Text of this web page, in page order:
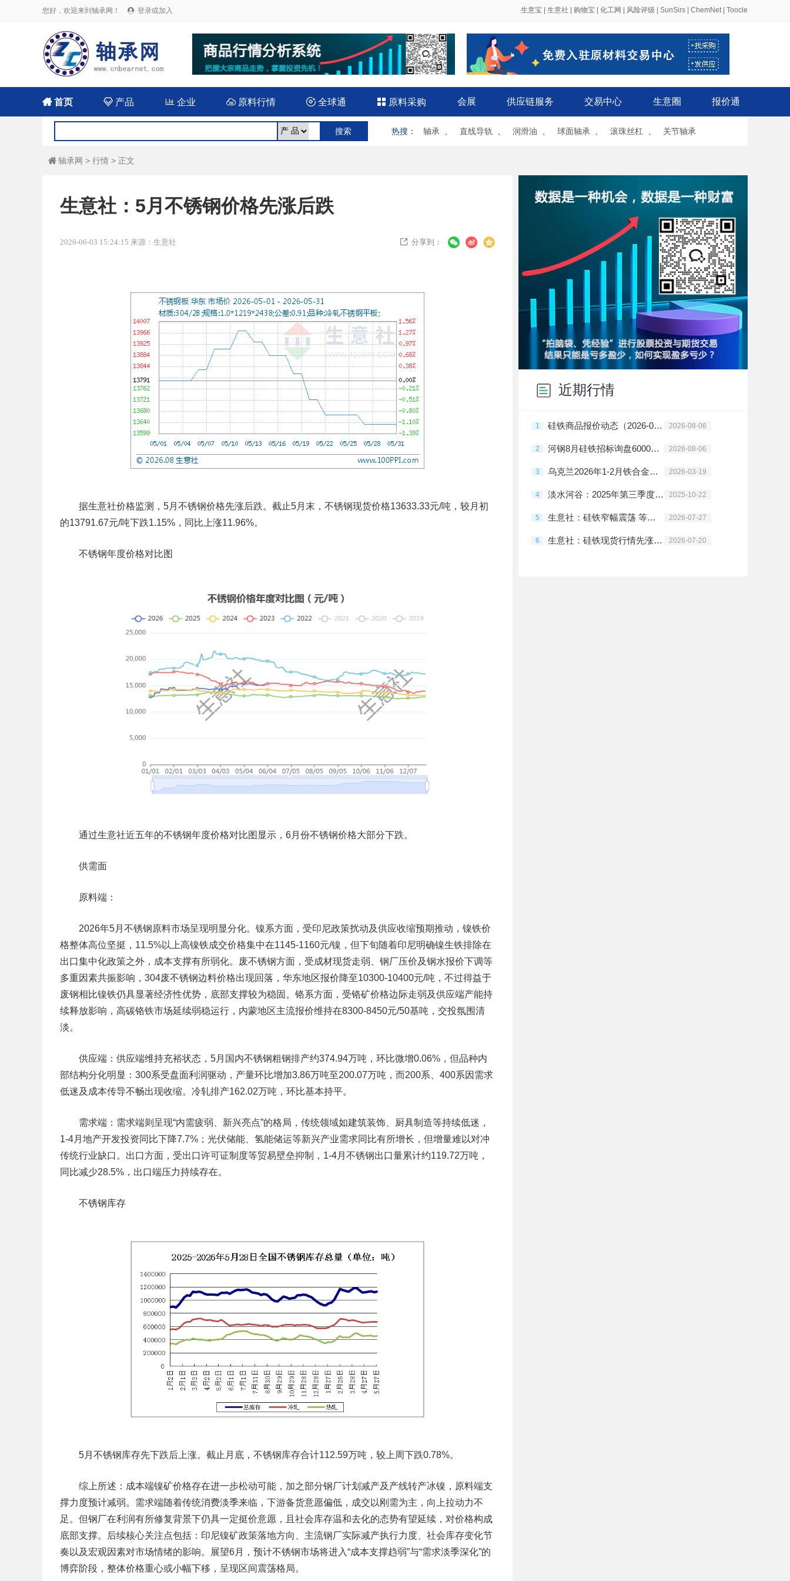
您好，欢迎来到轴承网！  登录或加入 生意宝 生意社 购物宝 化工网 风险评级 SunSirs ChemNet| Toocle
首页  产品 企业 原料行情  全球通  原料采购 会展 供应链服务 交易中心 生意圈 报价通
热搜 ： 轴承 直线导轨 润滑油 球面轴承 滚珠丝杠 关节轴承
 轴承网 > 行情 > 正文
生意社：5月不锈钢价格先涨后跌
2026-06-03 15:24:15 来源：生意社  分享到：
据生意社价格监测，5月不锈钢价格先涨后跌。截止5月末，不锈钢现货价格13633.33元/吨，较月初
的13791.67元/吨下跌1.15%，同比上涨11.96%。
不锈钢年度价格对比图
通过生意社近五年的不锈钢年度价格对比图显示，6月份不锈钢价格大部分下跌。
供需面
原料端：
2026年5月不锈钢原料市场呈现明显分化。镍系方面，受印尼政策扰动及供应收缩预期推动，镍铁价
格整体高位坚挺，11.5%以上高镍铁成交价格集中在1145-1160元/镍，但下旬随着印尼明确镍生铁排除在
出口集中化政策之外，成本支撑有所弱化。废不锈钢方面，受成材现货走弱、钢厂压价及钢水报价下调等
多重因素共振影响，304废不锈钢边料价格出现回落，华东地区报价降至10300-10400元/吨，不过得益于
废钢相比镍铁仍具显著经济性优势，底部支撑较为稳固。铬系方面，受铬矿价格边际走弱及供应端产能持
续释放影响，高碳铬铁市场延续弱稳运行，内蒙地区主流报价维持在8300-8450元/50基吨，交投氛围清
淡。
供应端： 供应端维持充裕状态，5月国内不锈钢粗钢排产约374.94万吨，环比微增0.06%，但品种内
部结构分化明显：300系受盘面利润驱动，产量环比增加3.86万吨至200.07万吨，而200系、400系因需求
低迷及成本传导不畅出现收缩。冷轧排产162.02万吨，环比基本持平。
需求端： 需求端则呈现“内需疲弱、新兴亮点”的格局，传统领域如建筑装饰、厨具制造等持续低迷，
1-4月地产开发投资同比下降7.7%；光伏储能、氢能储运等新兴产业需求同比有所增长，但增量难以对冲
传统行业缺口。出口方面，受出口许可证制度等贸易壁垒抑制，1-4月不锈钢出口量累计约119.72万吨，
同比减少28.5%，出口端压力持续存在。
不锈钢库存
5月不锈钢库存先下跌后上涨。截止月底，不锈钢库存合计112.59万吨，较上周下跌0.78%。
综上所述：成本端镍矿价格存在进一步松动可能，加之部分钢厂计划减产及产线转产冰镍，原料端支
撑力度预计减弱。需求端随着传统消费淡季来临，下游备货意愿偏低，成交以刚需为主，向上拉动力不
足。但钢厂在利润有所修复背景下仍具一定挺价意愿，且社会库存温和去化的态势有望延续，对价格构成
底部支撑。后续核心关注点包括：印尼镍矿政策落地方向、主流钢厂实际减产执行力度、社会库存变化节
奏以及宏观因素对市场情绪的影响。展望6月，预计不锈钢市场将进入“成本支撑趋弱”与“需求淡季深化”的
博弈阶段，整体价格重心或小幅下移，呈现区间震荡格局。
近期行情
1 硅铁商品报价动态（2026-08-06） 2026-08-06
2 河钢8月硅铁招标询盘6000元/吨 2026-08-06
3 乌克兰2026年1-2月铁合金出口暴跌95.6% 2026-03-19
4 淡水河谷：2025年第三季度铁矿产量增长4% 2025-10-22
5 生意社：硅铁窄幅震荡 等待新一轮钢招指引方向 2026-07-27
6 生意社：硅铁现货行情先涨后回调 累涨0.29% 2026-07-20